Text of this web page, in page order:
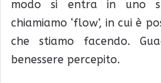
modo si entra in uno
chiamiamo ‘flow’, in cui è
che stiamo facendo.
benessere percepito.